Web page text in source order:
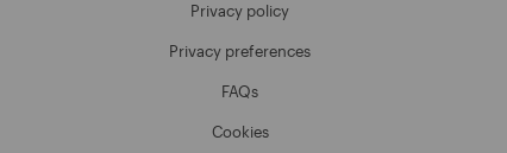
Privacy policy
Privacy preferences
FAQs
Cookies